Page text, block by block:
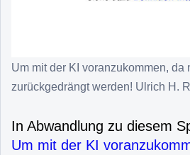
Um mit der KI voranzukommen, da
zurückgedrängt werden! Ulrich H.
In Abwandlung zu diesem
Um mit der KI